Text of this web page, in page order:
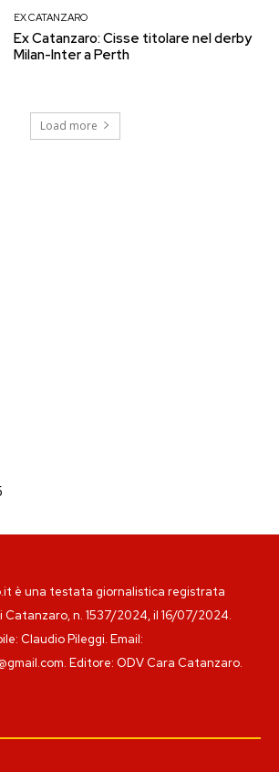
EX CATANZARO
Ex Catanzaro: Cisse titolare nel derby
Milan-Inter a Perth
Load more
è una testata giornalistica registrata
Catanzaro, n. 1537/2024, il 16/07/2024.
Claudio Pileggi. Email:
Editore: ODV Cara Catanzaro.